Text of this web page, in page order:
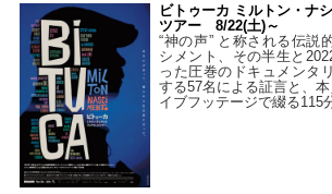
ビトゥーカ ミルトン・ナ
ツアー 8/22(土)～
“神の声” と称される伝説
シメント、その半生と
った圧巻のドキュメンタ
する57名による証言と、
イブフッテージで綴る115